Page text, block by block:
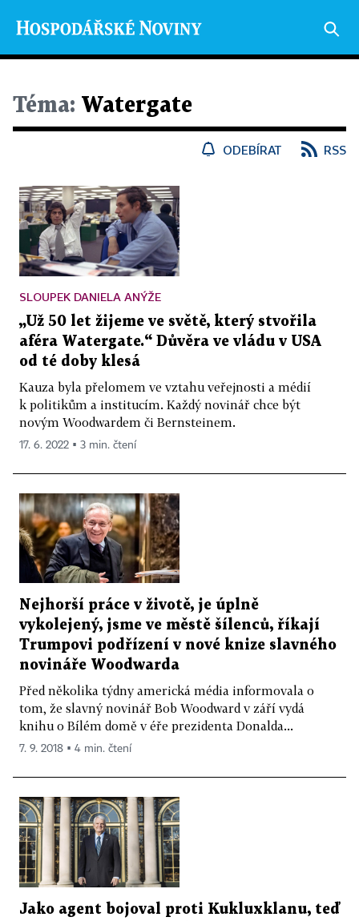
Téma: Watergate
ODEBÍRAT RSS
SLOUPEK DANIELA ANÝŽE
„Už 50 let žijeme ve světě, který stvořila
aféra Watergate.“ Důvěra ve vládu v USA
od té doby klesá
Kauza byla přelomem ve vztahu veřejnosti a médií
k politikům a institucím. Každý novinář chce být
novým Woodwardem či Bernsteinem.
17. 6. 2022 ▪ 3 min. čtení
Nejhorší práce v životě, je úplně
vykolejený, jsme ve městě šílenců, říkají
Trumpovi podřízení v nové knize slavného
novináře Woodwarda
Před několika týdny americká média informovala o
tom, že slavný novinář Bob Woodward v září vydá
knihu o Bílém domě v éře prezidenta Donalda...
7. 9. 2018 ▪ 4 min. čtení
Jako agent bojoval proti Kukluxklanu, teď